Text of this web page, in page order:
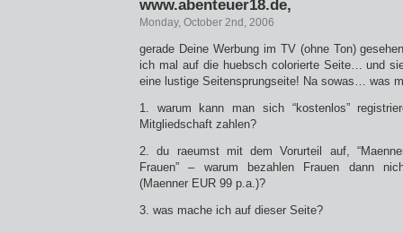
www.abenteuer18.de,
Monday, October 2nd, 2006
gerade Deine Werbung im TV (ohne Ton)
ich mal auf die huebsch colorierte Seite… und
eine lustige Seitensprungseite! Na sowas… was
1. warum kann man sich “kostenlos”
Mitgliedschaft zahlen?
2. du raeumst mit dem Vorurteil auf,
Frauen” – warum bezahlen Frauen dann
(Maenner EUR 99 p.a.)?
3. was mache ich auf dieser Seite?